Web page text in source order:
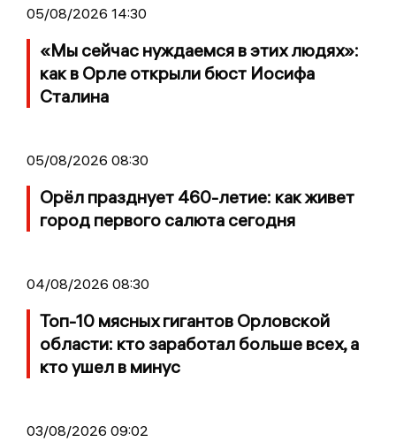
05/08/2026 14:30
«Мы сейчас нуждаемся в этих людях»:
как в Орле открыли бюст Иосифа
Сталина
05/08/2026 08:30
Орёл празднует 460-летие: как живет
город первого салюта сегодня
04/08/2026 08:30
Топ-10 мясных гигантов Орловской
области: кто заработал больше всех, а
кто ушел в минус
03/08/2026 09:02